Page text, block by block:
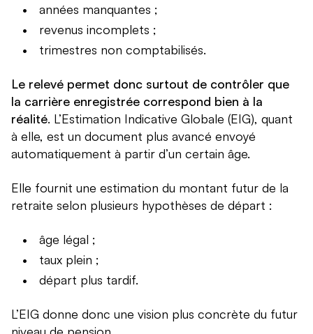
années manquantes ;
revenus incomplets ;
trimestres non comptabilisés.
Le relevé permet donc surtout de contrôler que
la carrière enregistrée correspond bien à la
réalité. L’Estimation Indicative Globale (EIG), quant
à elle, est un document plus avancé envoyé
automatiquement à partir d’un certain âge.
Elle fournit une estimation du montant futur de la
retraite selon plusieurs hypothèses de départ :
âge légal ;
taux plein ;
départ plus tardif.
L’EIG donne donc une vision plus concrète du futur